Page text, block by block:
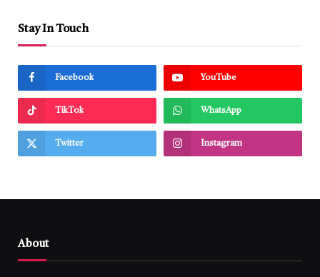
Stay In Touch
Facebook YouTube
TikTok WhatsApp
Twitter Instagram
About